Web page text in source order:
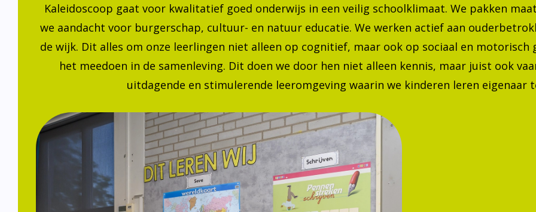
Kaleidoscoop gaat voor kwalitatief goed onderwijs in een veilig schoolklimaat. We pakken
we aandacht voor burgerschap, cultuur- en natuur educatie. We werken actief aan
de wijk. Dit alles om onze leerlingen niet alleen op cognitief, maar ook op sociaal en
het meedoen in de samenleving. Dit doen we door hen niet alleen kennis, maar juist ook
uitdagende en stimulerende leeromgeving waarin we kinderen leren eigenaar